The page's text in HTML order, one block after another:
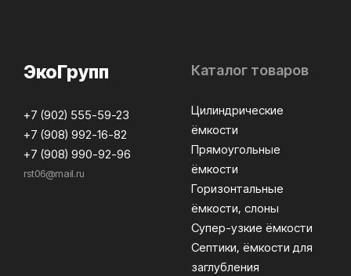
ЭкоГрупп
+7 (902) 555-59-23
+7 (908) 992-16-82
+7 (908) 990-92-96
rst06@mail.ru
Каталог товаров
Цилиндрические
ёмкости
Прямоугольные
ёмкости
Горизонтальные
ёмкости, слоны
Супер-узкие ёмкости
Септики, ёмкости для
заглубления